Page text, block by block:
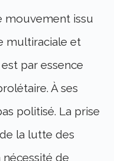
mouvement issu
multiraciale et
par essence
À ses
politisé. La prise
la lutte des
nécessité de